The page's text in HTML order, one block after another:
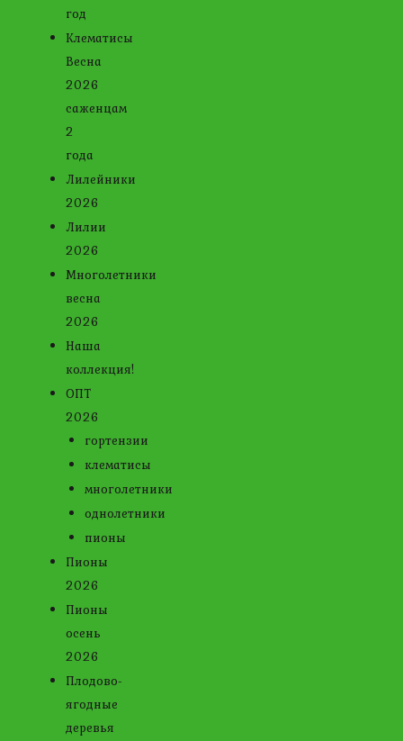
год
Клематисы
Весна
2026
саженцам
2
года
Лилейники
2026
Лилии
2026
Многолетники
весна
2026
Наша
коллекция!
ОПТ
2026
гортензии
клематисы
многолетники
однолетники
пионы
Пионы
2026
Пионы
осень
2026
Плодово-
ягодные
деревья